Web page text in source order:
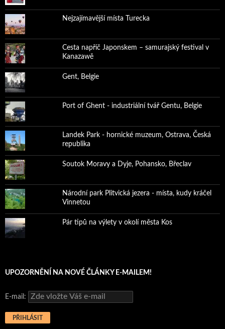
Nejzajímavější místa Turecka
Cesta napříč Japonskem – samurajský festival v
Kanazawě
Gent, Belgie
Port of Ghent - industriální tvář Gentu, Belgie
Landek Park - hornické muzeum, Ostrava, Česká
republika
Soutok Moravy a Dyje, Pohansko, Břeclav
Národní park Plitvická jezera - místa, kudy kráčel
Vinnetou
Pár tipů na výlety v okolí města Kos
UPOZORNĚNÍ NA NOVÉ ČLÁNKY E-MAILEM!
E-mail: